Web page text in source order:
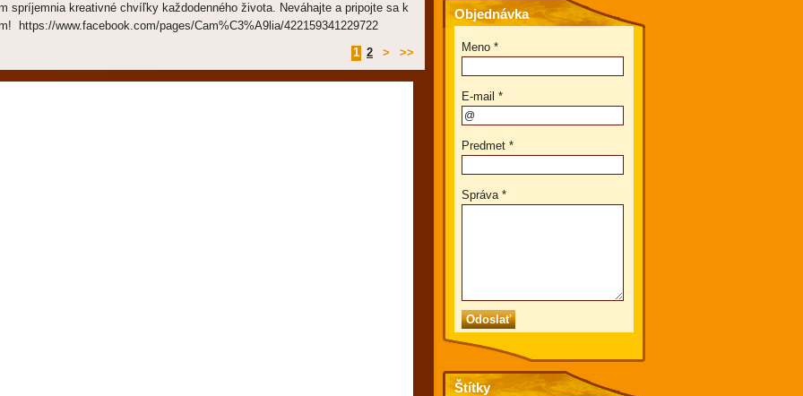
spríjemnia kreativné chvíľky každodenného života. Neváhajte a pripojte sa k
https://www.facebook.com/pages/Cam%C3%A9lia/422159341229722
1 2 > >>
Objednávka
Meno *
E-mail *
Predmet *
Správa *
Štítky